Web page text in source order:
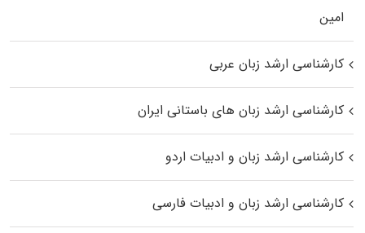
اﻣﻴﻦ
کارشناسی ارشد زبان عربی
کارشناسی ارشد زبان‌ های باستانی ایران
کارشناسی ارشد زبان و ادبیات اردو
کارشناسی ارشد زبان و ادبیات فارسی